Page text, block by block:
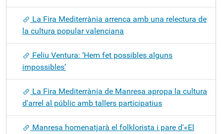
La Fira Mediterrània arrenca amb una relectura de
la cultura popular valenciana
Feliu Ventura: ‘Hem fet possibles alguns
impossibles’
La Fira Mediterrània de Manresa apropa la cultura
d'arrel al públic amb tallers participatius
Manresa homenatjarà el folklorista i pare d'«El